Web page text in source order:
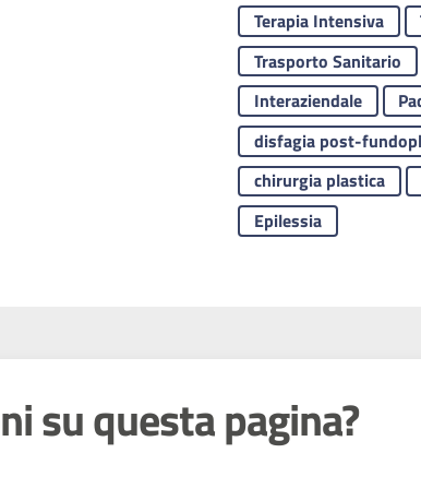
Terapia Intensiva
Trasporto Sanitario
Interaziendale
disfagia post-
chirurgia plastica
Epilessia
su questa pagina?